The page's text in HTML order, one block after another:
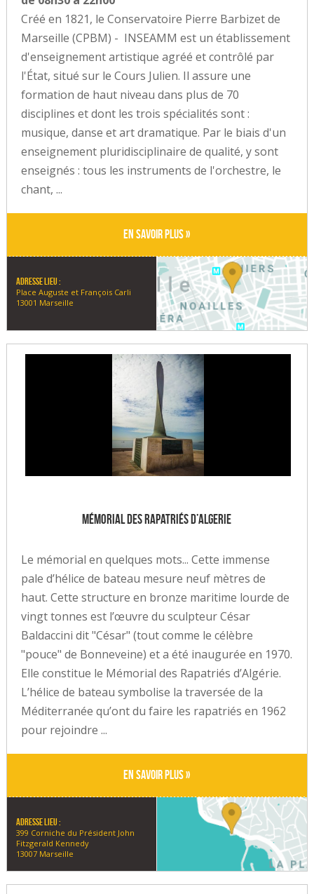
Créé en 1821, le Conservatoire Pierre Barbizet de
Marseille (CPBM) - INSEAMM est un établissement
d'enseignement artistique agréé et contrôlé par
l'État, situé sur le Cours Julien. Il assure une
formation de haut niveau dans plus de 70
disciplines et dont les trois spécialités sont :
musique, danse et art dramatique. Par le biais d'un
enseignement pluridisciplinaire de qualité, y sont
enseignés : tous les instruments de l'orchestre, le
chant, ...
En savoir plus »
Adresse lieu :
Place Auguste et François Carli
13001 Marseille
Mémorial des rapatriés d’Algerie
Le mémorial en quelques mots... Cette immense
pale d’hélice de bateau mesure neuf mètres de
haut. Cette structure en bronze maritime lourde de
vingt tonnes est l’œuvre du sculpteur César
Baldaccini dit "César" (tout comme le célèbre
"pouce" de Bonneveine) et a été inaugurée en 1970.
Elle constitue le Mémorial des Rapatriés d’Algérie.
L’hélice de bateau symbolise la traversée de la
Méditerranée qu’ont du faire les rapatriés en 1962
pour rejoindre ...
En savoir plus »
Adresse lieu :
399 Corniche du Président John
Fitzgerald Kennedy
13007 Marseille